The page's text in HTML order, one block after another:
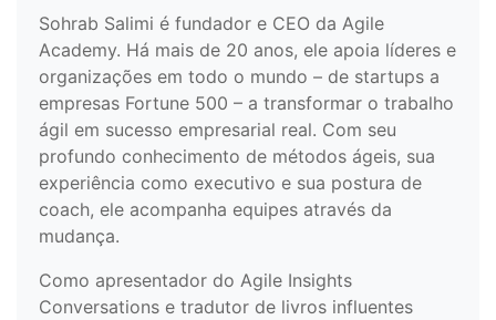
Sohrab Salimi é fundador e CEO da Agile
Academy. Há mais de 20 anos, ele apoia líderes e
organizações em todo o mundo – de startups a
empresas Fortune 500 – a transformar o trabalho
ágil em sucesso empresarial real. Com seu
profundo conhecimento de métodos ágeis, sua
experiência como executivo e sua postura de
coach, ele acompanha equipes através da
mudança.
Como apresentador do Agile Insights
Conversations e tradutor de livros influentes